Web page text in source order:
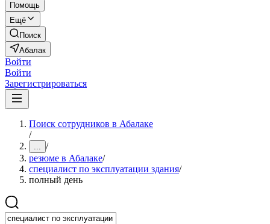
Помощь
Ещё
Поиск
Абалак
Войти
Войти
Зарегистрироваться
Поиск сотрудников в Абалаке
/
... /
резюме в Абалаке/
специалист по эксплуатации здания/
полный день